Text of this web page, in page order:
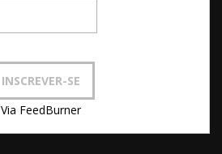
Via FeedBurner